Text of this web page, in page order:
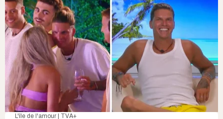
L'île de l'amour | TVA+